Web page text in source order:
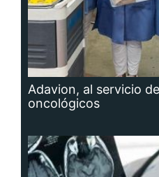
Adavion, al servicio
oncológicos